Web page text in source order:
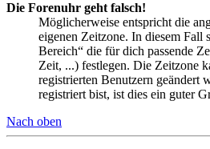
Die Forenuhr geht falsch!
Möglicherweise entspricht die
eigenen Zeitzone. In diesem Fall
Bereich“ die für dich passende
Zeit, ...) festlegen. Die Zeitzone
registrierten Benutzern geändert
registriert bist, ist dies ein guter
Nach oben